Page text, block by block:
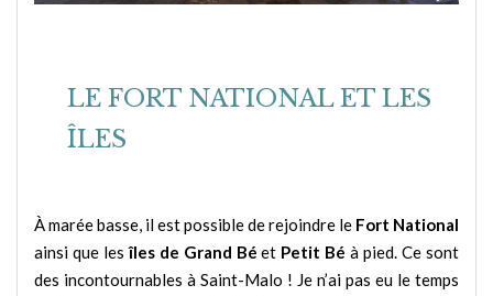
LE FORT NATIONAL ET LES
ÎLES
À marée basse, il est possible de rejoindre le Fort National
ainsi que lesîles de Grand Bé et Petit Bé à pied. Ce sont
des incontournables à Saint-Malo ! Je n’ai pas eu le temps